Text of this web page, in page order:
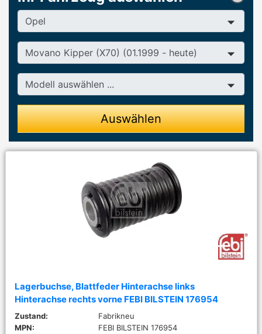
Hersteller
Baureihe
Modell
Auswählen
Lagerbuchse, Blattfeder Hinterachse links
Hinterachse rechts vorne FEBI BILSTEIN 176954
Zustand:
Fabrikneu
MPN:
FEBI BILSTEIN 176954